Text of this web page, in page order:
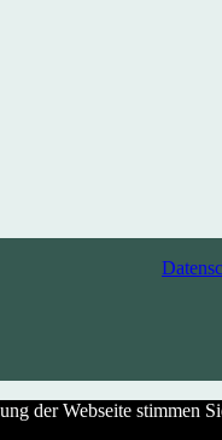
der Webseite stimmen